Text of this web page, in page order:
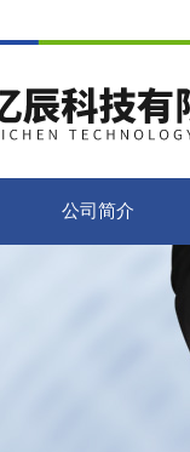
公司简介